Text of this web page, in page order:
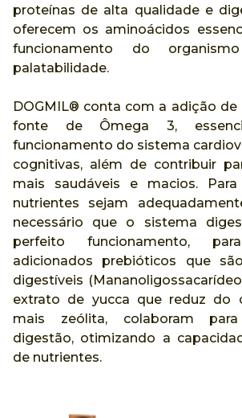
proteínas de alta qualidade e
oferecem os aminoácidos
funcionamento do
palatabilidade.
DOGMIL®️ conta com a adição de
fonte de Ômega 3,
funcionamento do sistema
cognitivas, além de contribuir
mais saudáveis e macios.
nutrientes sejam
necessário que o sistema
perfeito funcionamento,
adicionados prebióticos que
digestíveis
extrato de yucca que reduz do
mais zeólita, colaboram
digestão, otimizando a
de nutrientes.